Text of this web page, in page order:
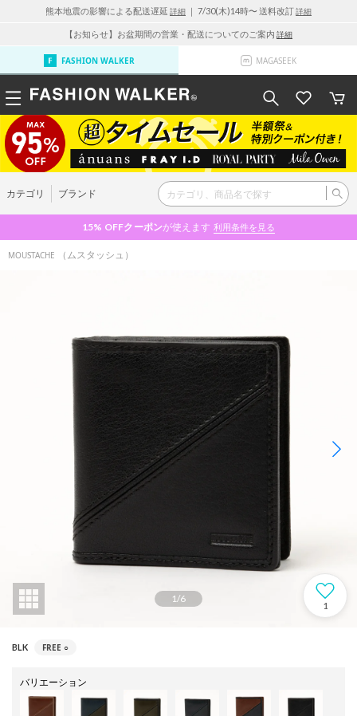
熊本地震の影響による配送遅延 詳細 ｜ 7/30(木)14時〜 送料改訂詳細
【お知らせ】お盆期間の営業・配送についてのご案内 詳細
FASHION WALKER MAGASEEK
カテゴリ ブランド
15% OFFクーポンが使えます 利用条件を見る
MOUSTACHE （ムスタッシュ）
1/6
1
BLK FREE ○
バリエーション